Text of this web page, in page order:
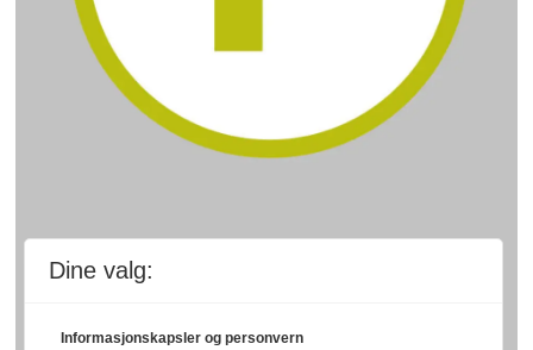
Dine valg:
Informasjonskapsler og personvern